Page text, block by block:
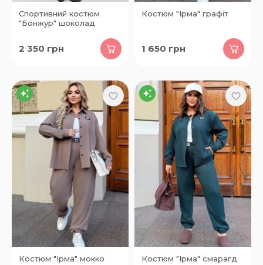
Спортивний костюм
"Бонжур" шоколад
2 350 грн
Костюм "Ірма" графіт
1 650 грн
Костюм "Ірма" мокко Костюм "Ірма" смарагд